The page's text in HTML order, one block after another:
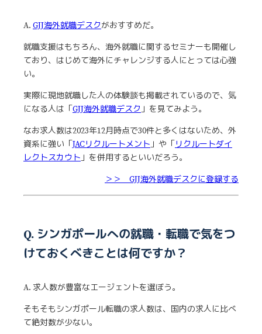
A. GJJ海外就職デスクがおすすめだ。
就職支援はもちろん、海外就職に関するセミナーも開催し
ており、はじめて海外にチャレンジする人にとっては心強
い。
実際に現地就職した人の体験談も掲載されているので、気
になる人は「 GJJ海外就職デスク」を見てみよう。
なお求人数は2023年12月時点で30件と多くはないため、外
資系に強い「 JACリクルートメント」や「 リクルートダイ
レクトスカウト」を併用するといいだろう。
＞＞ GJJ海外就職デスクに登録する
Q. シンガポールへの就職・転職で気をつ
けておくべきことは何ですか？
A. 求人数が豊富なエージェントを選ぼう。
そもそもシンガポール転職の求人数は、国内の求人に比べ
て絶対数が少ない。